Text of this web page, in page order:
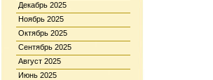
Декабрь 2025
Ноябрь 2025
Октябрь 2025
Сентябрь 2025
Август 2025
Июнь 2025